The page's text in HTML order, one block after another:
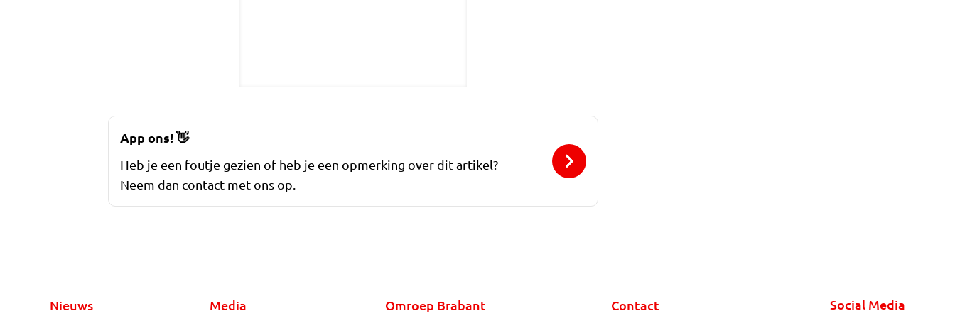
App ons!👋
Heb je een foutje gezien of heb je een opmerking over dit artikel?
Neem dan contact met ons op.
Nieuws Media Omroep Brabant Contact Social Media